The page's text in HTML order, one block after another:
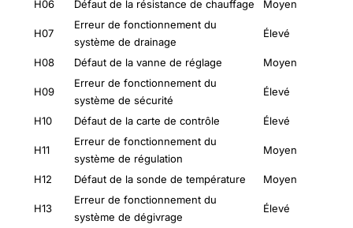
H06 Défaut de la résistance de chauffage Moyen
H07
Erreur de fonctionnement du
système de drainage
Élevé
H08 Défaut de la vanne de réglage Moyen
H09
Erreur de fonctionnement du
système de sécurité
Élevé
H10 Défaut de la carte de contrôle Élevé
H11
Erreur de fonctionnement du
système de régulation
Moyen
H12 Défaut de la sonde de température Moyen
H13
Erreur de fonctionnement du
système de dégivrage
Élevé